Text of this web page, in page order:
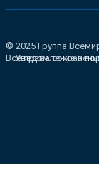
© 2025 Группа
Все права
Уведомление о